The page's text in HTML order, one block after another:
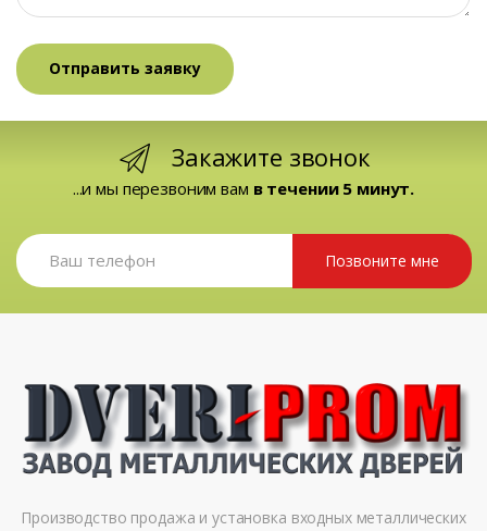
Закажите звонок
...и мы перезвоним вам в течении 5 минут.
Позвоните мне
Производство продажа и установка входных металлических